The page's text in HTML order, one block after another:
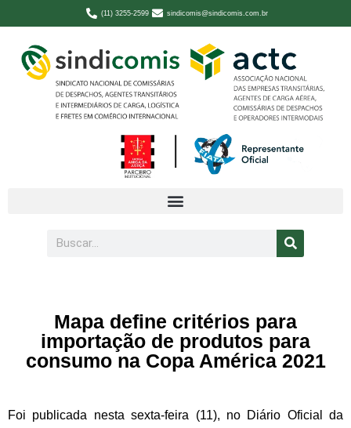
(11) 3255-2599 sindicomis@sindicomis.com.br
Mapa define critérios para
importação de produtos para
consumo na Copa América 2021
Foi publicada nesta sexta-feira (11), no Diário Oficial da